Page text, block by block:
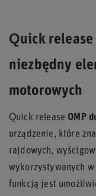
Quick release
niezbędny
motorowych
Quick release OMP
urządzenie, które
rajdowych,
wykorzystywanych w
funkcją jest